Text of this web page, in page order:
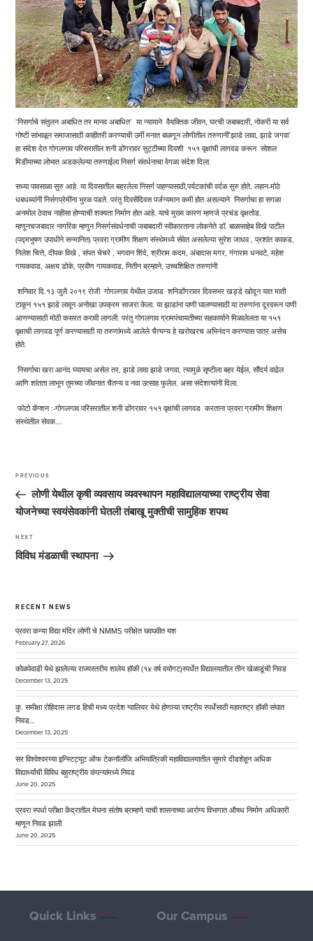
‘निसर्गाचे संतुलन अबाधित तर मानव अबाधित’ या न्यायाने वैयक्तिक जीवन, घरची जबाबदारी, नोकरी या सर्व
गोष्टी सांभाळून समाजासाठी काहीतरी करण्याची उर्मी मनात बाळगून लोणीतील तरुणानीं’झाडे लावा, झाडे जगवा’
हा संदेश देत गोगलगाव परिसरातील शनी डोंगरावर सुट्टीच्या दिवशी १५१ वृक्षांची लागवड करून सोशल
मिडीयाच्या लोभात अडकलेल्या तरुणाईला निसर्ग संवर्धनाचा वेगळा संदेश दिला.
सध्या पावसाळा सुरु आहे. या दिवसातील बहरलेला निसर्ग पाहण्यासाठी,पर्यटकांची वर्दळ सुरु होते, लहान-मोठे
धबधब्यांनी निर्सगप्रेमींना भुरळ पडते. परंतु दिवसेंदिवस पर्जन्यमान कमी होत असल्याने निसर्गाचा हा सगळा
अनमोल ठेवाच नाहीसा होण्याची शक्यता निर्माण होत आहे. याचे मुख्य कारण म्हणजे प्रचंड वृक्षतोड.
म्हणूनचजबादार नागरिक म्हणुन निसर्गसंवर्धनाची जबाबदारी स्वीकारताना लोकनेते डॉ. बाळासाहेब विखे पाटील
(पद्मभुषण उपाधीने सन्मानित) प्रवरा ग्रामीण शिक्षण संस्थेमध्ये सेवेत असलेल्या सुरेश जाधव , प्रशांत काकड,
निलेश चित्ते, दीपक विखे , संपत चेचरे , भगवान शिंदे, श्रीराम कदम, अंबादास मगर, गंगाराम धनवटे, महेश
गायकवाड, अक्षय डोके, प्रवीण गायकवाड, नितीन ब्रम्हाने, उच्चशिक्षित तरुणांनी
शनिवार दि.१३ जुलै २०१९ रोजी गोगलगाव येथील उजाड शनिडोंगरावर दिवसभर खड्डे खोदून यात माती
टाकून १५१ झाडे लावून अनोखा उपक्रम साजरा केला. या झाडांना पाणी घालण्यासाठी या तरुणांना दूरवरून पाणी
आणण्यासाठी मोठी कसरत करावी लागली. परंतु गोगलगाव ग्रामपंचायतीच्या सहकार्याने मिळालेलता या १५१
वृक्षाची लागवड पूर्ण करण्यासाठी या तरुणांमध्ये आलेले चैत्यन्य हे खरोखरच अभिनंदन करण्यास पात्र असेच
होते.
निसर्गाचा खरा आनंद घ्यायचा असेल तर, झाडे लावा झाडे जगवा, त्यामुळे सृष्टीला बहर येईल, सौंदर्य वाढेल
आणि शांतता लाभून तुमच्या जीवनात चैतन्य व नवा उत्साह फुलेल. असा संदेशत्यांनी दिला.
फोटो कॅप्शन :-गोगलगाव परिसरातील शनी डोंगरावर १५१ वृक्षांची लागवड करताना प्रवरा ग्रामीण शिक्षण
संस्थेतील सेवक….
navigation
Previous
Post
PREVIOUS
लोणी येथील कृषी व्यवसाय व्यवस्थापन महाविद्यालयाच्या राष्ट्रीय सेवा
योजनेच्या स्वयंसेवकांनी घेतली तंबाखू मुक्तीची सामुहिक शपथ
Next
Post
NEXT
विविध मंडळाची स्थापना
RECENT NEWS
प्रवरा कन्या विद्या मंदिर लोणी चे NMMS परीक्षेत घवघवीत यश
February 27, 2026
कोळपेवाडी येथे झालेल्या राज्यस्तरीय शालेय हॉकी (१४ वर्ष वयोगट)स्पर्धेत विद्यालयातील तीन खेळाडूंची निवड
December 13, 2025
कु. समीक्षा रोहिदास लगड हिची मध्य प्रदेश ग्वालियर येथे होणाऱ्या राष्ट्रीय स्पर्धेसाठी महाराष्ट्र हॉकी संघात
निवड…
December 13, 2025
सर विश्वेश्वरय्या इन्स्टिट्यूट ऑफ टेकनॉलॉजि अभियांत्रिकी महाविद्यालयातील सुमारे दीडशेहून अधिक
विद्यार्थ्यांची विविध बहुराष्ट्रीय कंपन्यांमध्ये निवड
June 20, 2025
प्रवरा स्पर्धा परीक्षा केंद्रातील मेघना संतोष ब्राम्हणे याची शासनाच्या आरोग्य विभागात औषध निर्माण अधिकारी
म्हणून निवड झाली
June 20, 2025
Quick Links Our Campus